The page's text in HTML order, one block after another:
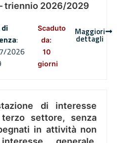
triennio 2026/2029
:
2026
Scaduto
da:
10
giorni
Maggiori
dettagli
di interesse
settore, senza
in attività non